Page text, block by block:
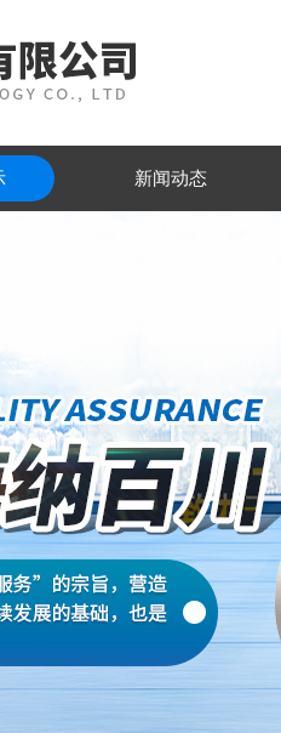
新闻动态